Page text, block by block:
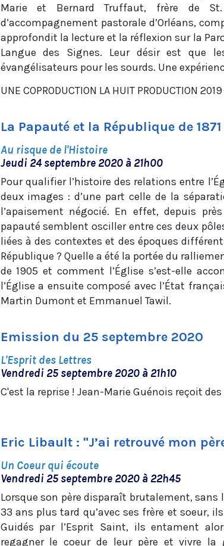
Marie et Bernard Truffaut, frère de
d’accompagnement pastorale d’Orléans,
approfondit la lecture et la réflexion sur la
Langue des Signes. Leur désir est que
évangélisateurs pour les sourds. Une
UNE COPRODUCTION LA HUIT PRODUCTION
La Papauté et la République de
Au risque de l'Histoire
Jeudi 24 septembre 2020 à 21h00
Pour qualifier l’histoire des relations entre
deux images : d’une part celle de la
l’apaisement négocié. En effet, depuis
papauté semblent osciller entre ces deux
liées à des contextes et des époques
République ? Quelle a été la portée du
de 1905 et comment l’Église s’est-elle
l’Église a ensuite composé avec l’État
Martin Dumont et Emmanuel Tawil.
Emission du 25 septembre 2020
L'Esprit des Lettres
Vendredi 25 septembre 2020 à 21h10
C'est la reprise ! Jean-Marie Guénois reçoit
Eric Libault : "J’ai retrouvé mon
Un Coeur qui écoute
Vendredi 25 septembre 2020 à 22h45
Lorsque son père disparaît brutalement, sans
33 ans plus tard qu’avec ses frère et soeur,
Guidés par l’Esprit Saint, ils entament
regagner le coeur de leur père et vivre la